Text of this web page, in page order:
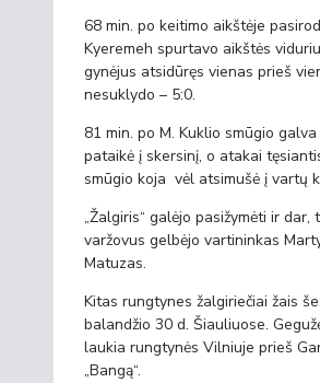
68 min. po keitimo aikštėje
Kyeremeh spurtavo aikštės
gynėjus atsidūręs vienas prieš
nesuklydo – 5:0.
81 min. po M. Kuklio smūgio
pataikė į skersinį, o atakai
smūgio koja vėl atsimušė į vartų
„Žalgiris“ galėjo pasižymėti ir dar,
varžovus gelbėjo vartininkas
Matuzas.
Kitas rungtynes žalgiriečiai žais
balandžio 30 d. Šiauliuose.
laukia rungtynės Vilniuje prieš
„Bangą“.